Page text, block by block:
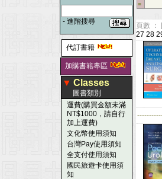
- 進階搜尋
代訂書籍
加購書籍專區
▼ Classes
圖書類別
運費(購買金額未滿
NT$1000，請自行
加上運費)
文化幣使用須知
台灣Pay使用須知
全支付使用須知
國民旅遊卡使用須
知
■
頁數 ： [
27 28